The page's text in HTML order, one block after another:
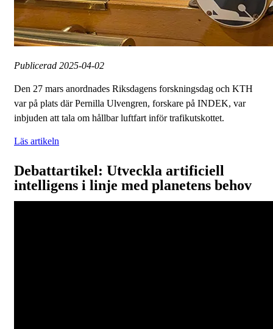
Publicerad 2025-04-02
Den 27 mars anordnades Riksdagens forskningsdag och KTH
var på plats där Pernilla Ulvengren, forskare på INDEK, var
inbjuden att tala om hållbar luftfart inför trafikutskottet.
Läs artikeln
Debattartikel: Utveckla artificiell
intelligens i linje med planetens behov